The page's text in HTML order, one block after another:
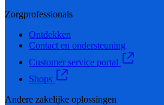
Zorgprofessionals
Ontdekken
Contact en ondersteuning
Customer service portal
Shops
Andere zakelijke oplossingen